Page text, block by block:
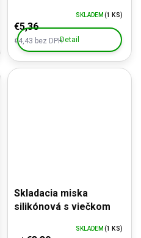
€4,43 bez DPH
€5,36
SKLADEM (1 KS)
Detail
Skladacia miska
silikónová s viečkom
SKLADEM (1 KS)